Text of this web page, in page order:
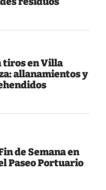
tiros en Villa
allanamientos y
de Semana en
Paseo Portuario